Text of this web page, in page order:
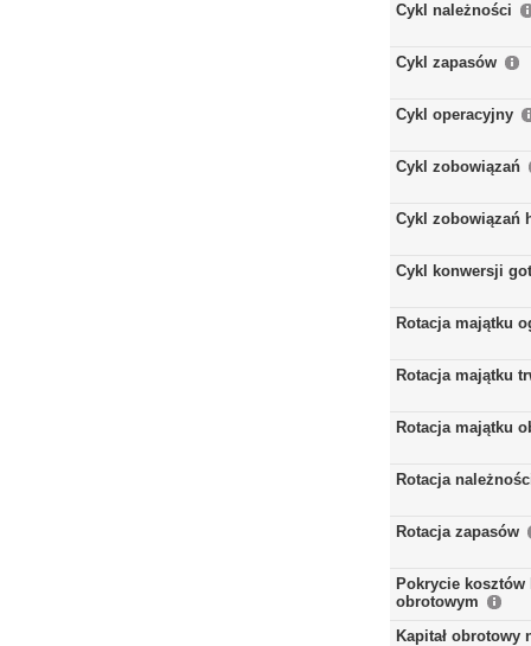
Cykl należności
Cykl zapasów
Cykl operacyjny
Cykl zobowiązań
Cykl zobowiązań
Cykl konwersji
Rotacja majątku
Rotacja majątku
Rotacja majątku
Rotacja
Rotacja zapasów
Pokrycie kosztów
obrotowym
Kapitał obrotowy